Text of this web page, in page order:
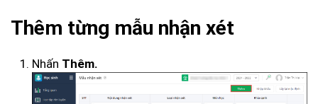
Thêm từng mẫu nhận xét
Nhấn Thêm.